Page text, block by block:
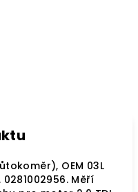
OEM 03L
Měří